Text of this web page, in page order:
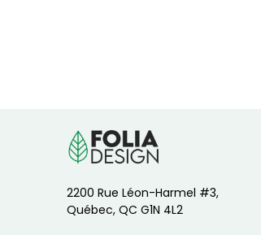
2200 Rue Léon-Harmel #3,
Québec, QC G1N 4L2